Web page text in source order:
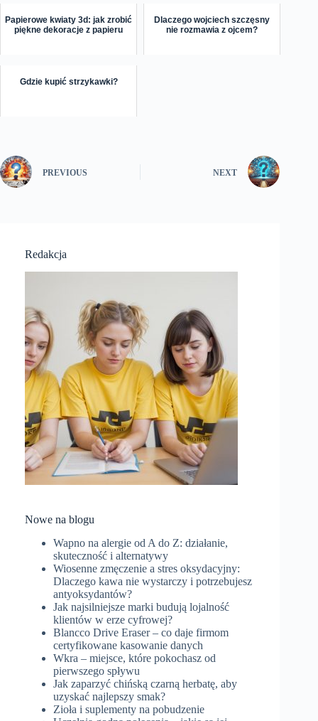
Papierowe kwiaty 3d: jak zrobić
piękne dekoracje z papieru
Dlaczego wojciech szczęsny
nie rozmawia z ojcem?
Gdzie kupić strzykawki?
PREVIOUS NEXT
Redakcja
Nowe na blogu
Wapno na alergie od A do Z: działanie,
skuteczność i alternatywy
Wiosenne zmęczenie a stres oksydacyjny:
Dlaczego kawa nie wystarczy i potrzebujesz
antyoksydantów?
Jak najsilniejsze marki budują lojalność
klientów w erze cyfrowej?
Blancco Drive Eraser – co daje firmom
certyfikowane kasowanie danych
Wkra – miejsce, które pokochasz od
pierwszego spływu
Jak zaparzyć chińską czarną herbatę, aby
uzyskać najlepszy smak?
Zioła i suplementy na pobudzenie